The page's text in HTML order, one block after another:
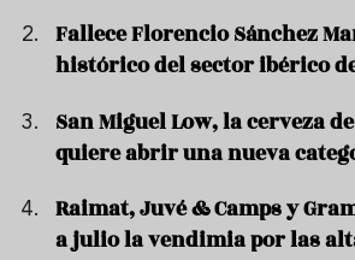
Fallece Florencio Sánchez
histórico del sector ibérico
San Miguel Low, la cerveza
quiere abrir una nueva
Raimat, Juvé & Camps y
a julio la vendimia por las